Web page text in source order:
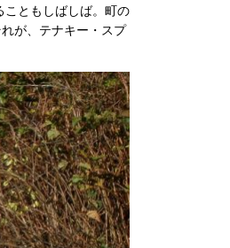
こともしばしば。町の
が、テナキー・スプ